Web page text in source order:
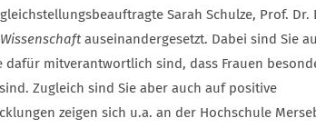
Sarah Schulze, Prof. Dr.
auseinandergesetzt. Dabei sind Sie
mitverantwortlich sind, dass Frauen
Zugleich sind Sie aber auch auf positive
zeigen sich u.a. an der Hochschule